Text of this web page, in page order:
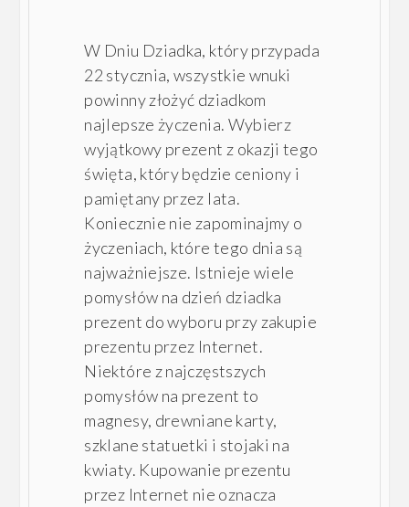
W Dniu Dziadka, który przypada
22 stycznia, wszystkie wnuki
powinny złożyć dziadkom
najlepsze życzenia. Wybierz
wyjątkowy prezent z okazji tego
święta, który będzie ceniony i
pamiętany przez lata.
Koniecznie nie zapominajmy o
życzeniach, które tego dnia są
najważniejsze. Istnieje wiele
pomysłów na dzień dziadka
prezent do wyboru przy zakupie
prezentu przez Internet.
Niektóre z najczęstszych
pomysłów na prezent to
magnesy, drewniane karty,
szklane statuetki i stojaki na
kwiaty. Kupowanie prezentu
przez Internet nie oznacza